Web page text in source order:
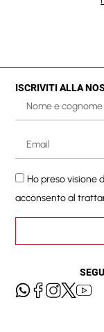
ISCRIVITI ALLA
Ho preso visione
acconsento al